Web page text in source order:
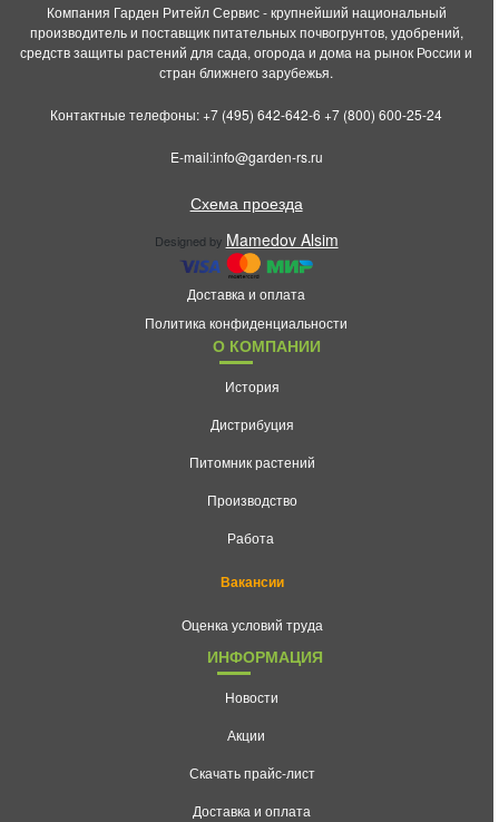
Компания Гарден Ритейл Сервис - крупнейший национальный
производитель и поставщик питательных почвогрунтов, удобрений,
средств защиты растений для сада, огорода и дома на рынок России и
стран ближнего зарубежья.
Контактные телефоны:+7 (495) 642-642-6 +7 (800) 600-25-24
E-mail:info@garden-rs.ru
Схема проезда
Designed by Mamedov Alsim
Доставка и оплата
Политика конфиденциальности
О КОМПАНИИ
История
Дистрибуция
Питомник растений
Производство
Работа
Вакансии
Оценка условий труда
ИНФОРМАЦИЯ
Новости
Акции
Скачать прайс-лист
Доставка и оплата